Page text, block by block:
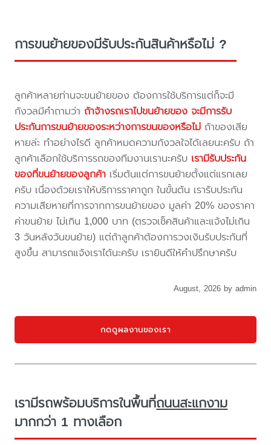
การขนย้ายของมีรับประกันสินค้าหรือไม่ ?
ลูกค้าหลายท่านจะขนย้ายของ ต้องการใช้บริการแต่ก็จะมี
กังวลมีคำถามว่า ถ้าจ้างรถเราไปขนย้ายของ จะมีการรับ
ประกันการขนย้ายของระหว่างการขนของหรือไม่ ถ้าของเสีย
หายล่ะ ทำอย่างไรดี ลูกค้าหมดความกังวลใจได้เลยนะครับ ถ้า
ลูกค้าเลือกใช้บริการรถของทีมงานเรานะครับ เรามีรับประกัน
ของที่ขนย้ายของลูกค้า เริ่มต้นแต่การขนย้ายตั้งแต่แรกเลย
ครับ เนื่องด้วยเราให้บริการราคาถูก ในขั้นต้น เรารับประกัน
ความเสียหายที่การจากการขนย้ายของ มูลค่า 20% ของราคา
ค่าขนย้าย ไม่เกิน 1,000 บาท (ตรวจเช็คสินค้าและแจ้งไม่เกิน
3 วันหลังวันขนย้าย) แต่ถ้าลูกค้าต้องการวงเงินรับประกันที่
สูงขึ้น สามารถแจ้งเราได้นะครับ เรายินดีให้คำปรึกษาครับ
August, 2026 by admin
กดดูผลงานของเรา
เรามีรถพร้อมบริการในพื้นที่ถนนสะแกงาม
มากกว่า 1 ทางเลือก